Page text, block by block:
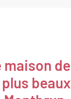
de
beaux